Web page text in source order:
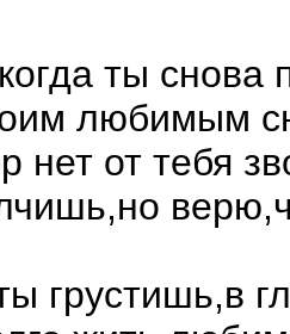
ты снова
любимым
нет от тебя
грустишь,в